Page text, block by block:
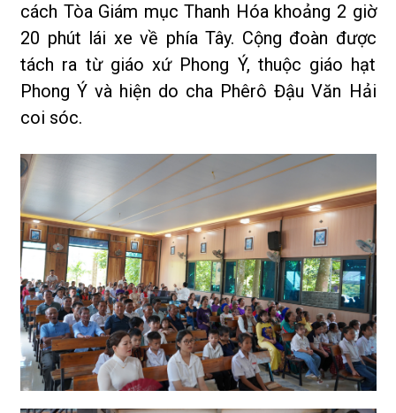
cách Tòa Giám mục Thanh Hóa khoảng 2 giờ
20 phút lái xe về phía Tây. Cộng đoàn được
tách ra từ giáo xứ Phong Ý, thuộc giáo hạt
Phong Ý và hiện do cha Phêrô Đậu Văn Hải
coi sóc.